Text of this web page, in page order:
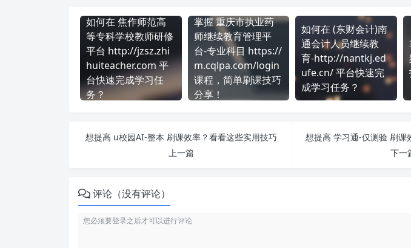
如何在 焦作师范高
等专科学校教师研修
平台 http://jzsz.zhi
huiteacher.com 平
台快速完成学习任
务？
掌握 重庆市执业药
师继续教育管理平
台-专业科目 https://
m.cqlpa.com/login
课程，简单刷课技巧
分享！
如何在 (东财会计)南
通会计人员继续教
育-http://nantkj.ed
ufe.cn/ 平台快速完
成学习任务？
想提高 u校园AI-整本 刷课效率？看看这些实用技巧
上一篇
想提高 学习通-仅测验 刷课
下一
评论（没有评论）